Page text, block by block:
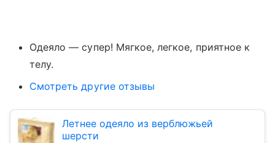
Одеяло — супер! Мягкое, легкое, приятное к
телу.
Смотреть другие отзывы
Летнее одеяло из верблюжьей
шерсти